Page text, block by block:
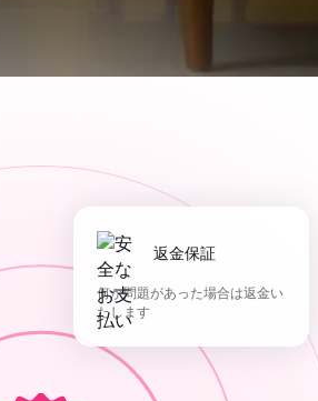
返金保証
何か問題があった場合は返金い
たします